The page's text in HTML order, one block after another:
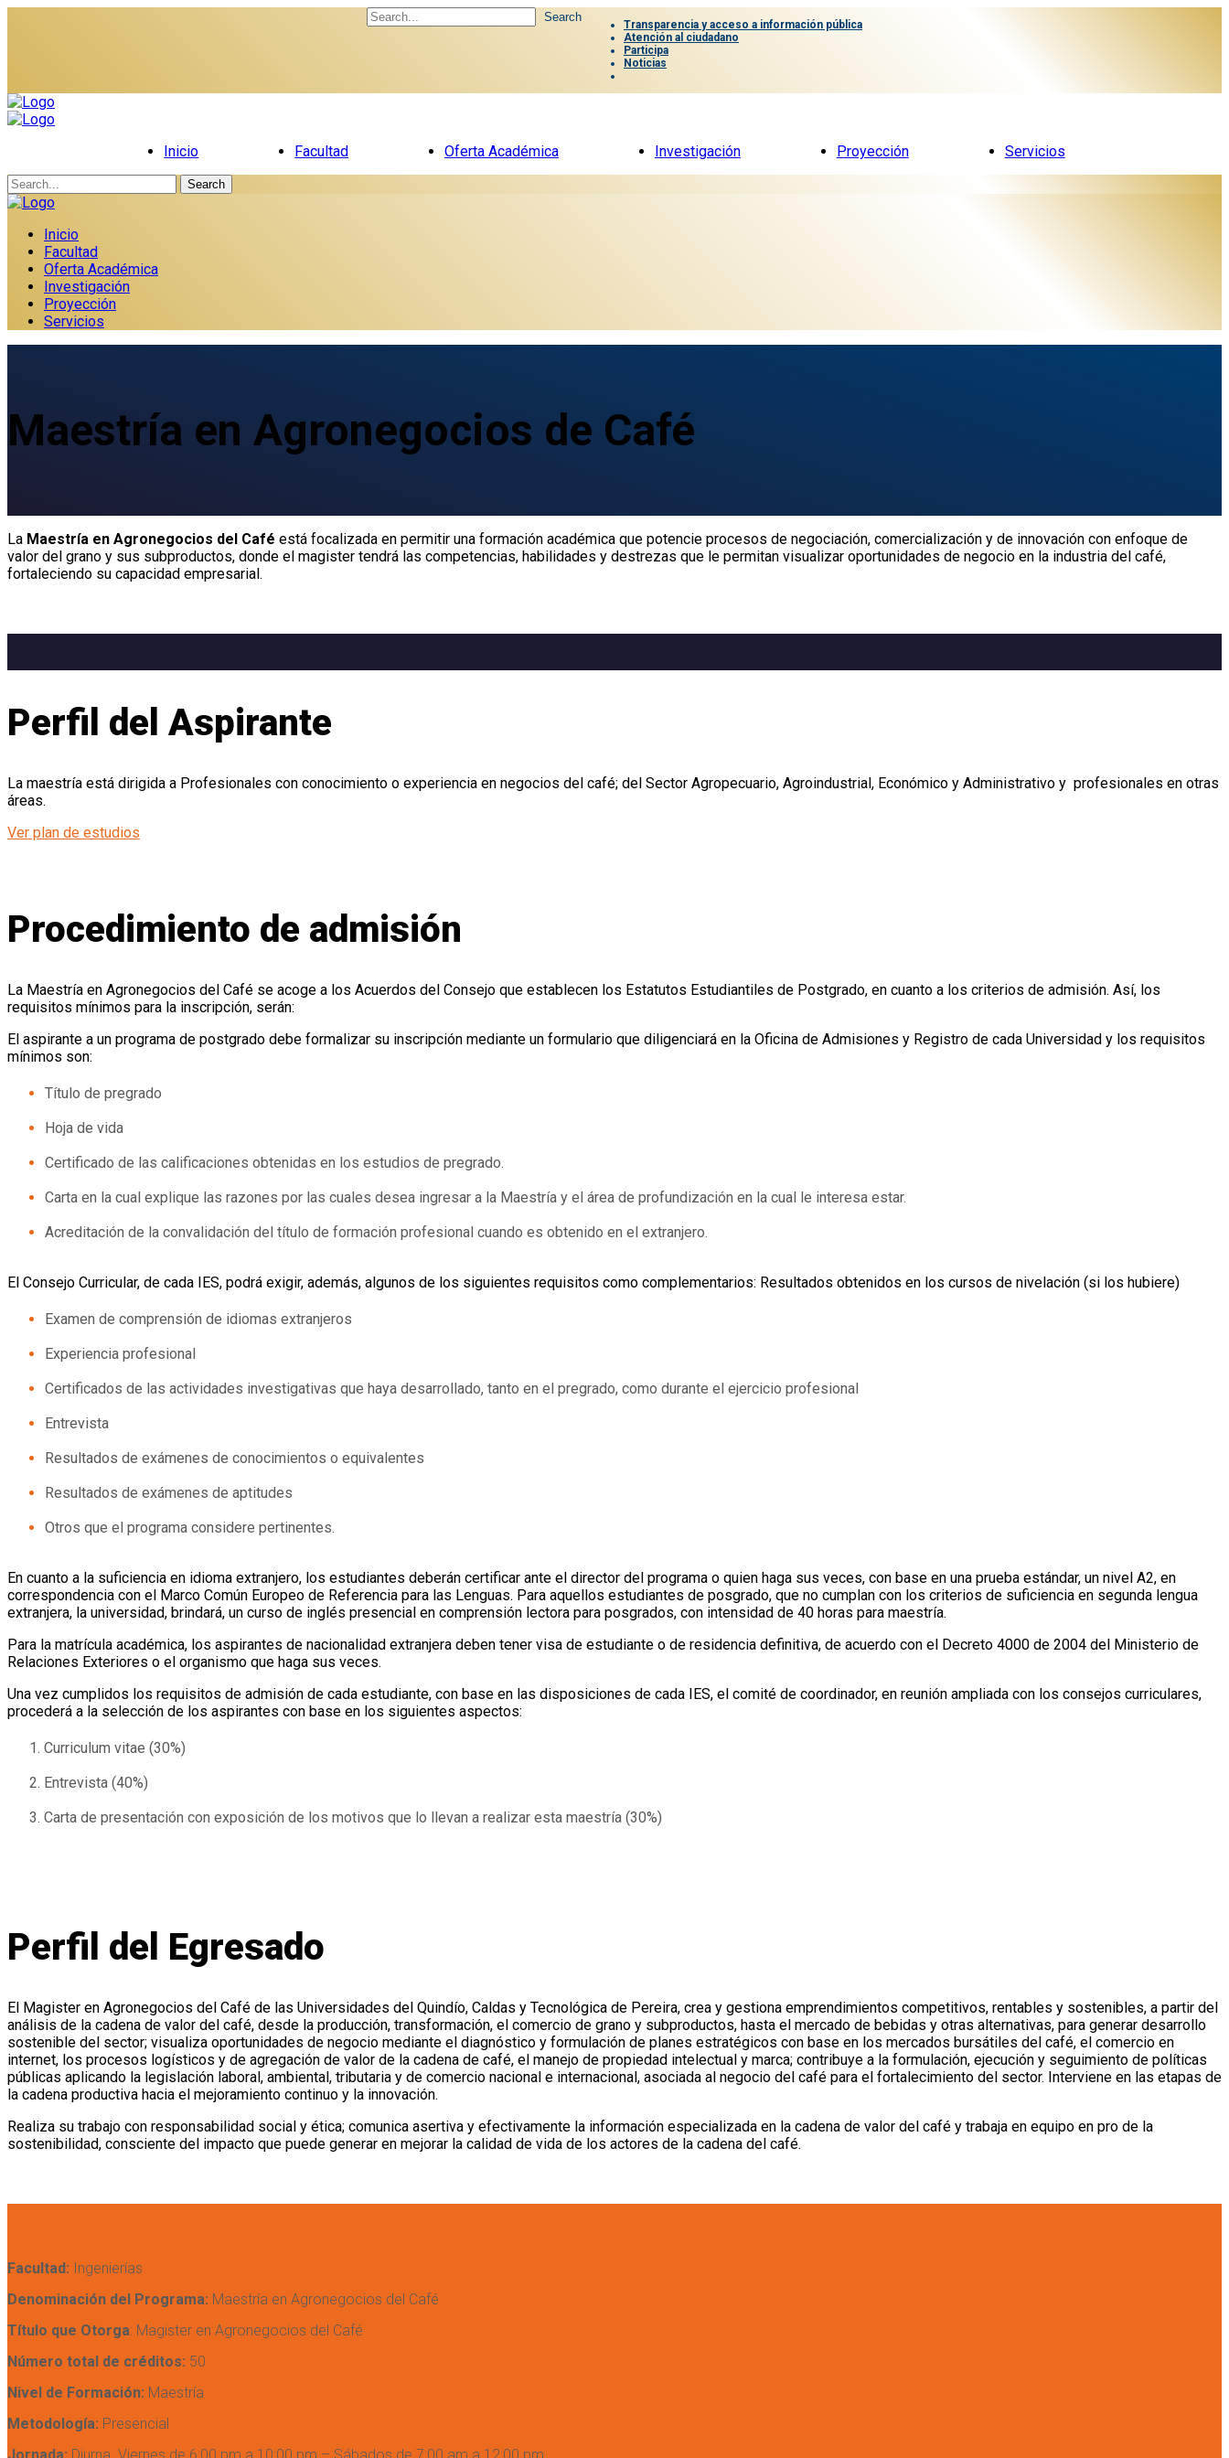
Search
Transparencia y acceso a información pública
Atención al ciudadano
Participa
Noticias
Inicio Facultad Oferta Académica Investigación Proyección Servicios
Search
Inicio
Facultad
Oferta Académica
Investigación
Proyección
Servicios
Maestría en Agronegocios de Café
La Maestría en Agronegocios del Café está focalizada en permitir una formación académica que potencie procesos de negociación, comercialización y de innovación con enfoque de
valor del grano y sus subproductos, donde el magister tendrá las competencias, habilidades y destrezas que le permitan visualizar oportunidades de negocio en la industria del café,
fortaleciendo su capacidad empresarial.
Perfil del Aspirante
La maestría está dirigida a Profesionales con conocimiento o experiencia en negocios del café; del Sector Agropecuario, Agroindustrial, Económico y Administrativo y profesionales en otras
áreas.
Ver plan de estudios
Procedimiento de admisión
La Maestría en Agronegocios del Café se acoge a los Acuerdos del Consejo que establecen los Estatutos Estudiantiles de Postgrado, en cuanto a los criterios de admisión. Así, los
requisitos mínimos para la inscripción, serán:
El aspirante a un programa de postgrado debe formalizar su inscripción mediante un formulario que diligenciará en la Oficina de Admisiones y Registro de cada Universidad y los requisitos
mínimos son:
Título de pregrado
Hoja de vida
Certificado de las calificaciones obtenidas en los estudios de pregrado.
Carta en la cual explique las razones por las cuales desea ingresar a la Maestría y el área de profundización en la cual le interesa estar.
Acreditación de la convalidación del título de formación profesional cuando es obtenido en el extranjero.
El Consejo Curricular, de cada IES, podrá exigir, además, algunos de los siguientes requisitos como complementarios: Resultados obtenidos en los cursos de nivelación (si los hubiere)
Examen de comprensión de idiomas extranjeros
Experiencia profesional
Certificados de las actividades investigativas que haya desarrollado, tanto en el pregrado, como durante el ejercicio profesional
Entrevista
Resultados de exámenes de conocimientos o equivalentes
Resultados de exámenes de aptitudes
Otros que el programa considere pertinentes.
En cuanto a la suficiencia en idioma extranjero, los estudiantes deberán certificar ante el director del programa o quien haga sus veces, con base en una prueba estándar, un nivel A2, en
correspondencia con el Marco Común Europeo de Referencia para las Lenguas. Para aquellos estudiantes de posgrado, que no cumplan con los criterios de suficiencia en segunda lengua
extranjera, la universidad, brindará, un curso de inglés presencial en comprensión lectora para posgrados, con intensidad de 40 horas para maestría.
Para la matrícula académica, los aspirantes de nacionalidad extranjera deben tener visa de estudiante o de residencia definitiva, de acuerdo con el Decreto 4000 de 2004 del Ministerio de
Relaciones Exteriores o el organismo que haga sus veces.
Una vez cumplidos los requisitos de admisión de cada estudiante, con base en las disposiciones de cada IES, el comité de coordinador, en reunión ampliada con los consejos curriculares,
procederá a la selección de los aspirantes con base en los siguientes aspectos:
Curriculum vitae (30%)
Entrevista (40%)
Carta de presentación con exposición de los motivos que lo llevan a realizar esta maestría (30%)
Perfil del Egresado
El Magister en Agronegocios del Café de las Universidades del Quindío, Caldas y Tecnológica de Pereira, crea y gestiona emprendimientos competitivos, rentables y sostenibles, a partir del
análisis de la cadena de valor del café, desde la producción, transformación, el comercio de grano y subproductos, hasta el mercado de bebidas y otras alternativas, para generar desarrollo
sostenible del sector; visualiza oportunidades de negocio mediante el diagnóstico y formulación de planes estratégicos con base en los mercados bursátiles del café, el comercio en
internet, los procesos logísticos y de agregación de valor de la cadena de café, el manejo de propiedad intelectual y marca; contribuye a la formulación, ejecución y seguimiento de políticas
públicas aplicando la legislación laboral, ambiental, tributaria y de comercio nacional e internacional, asociada al negocio del café para el fortalecimiento del sector. Interviene en las etapas de
la cadena productiva hacia el mejoramiento continuo y la innovación.
Realiza su trabajo con responsabilidad social y ética; comunica asertiva y efectivamente la información especializada en la cadena de valor del café y trabaja en equipo en pro de la
sostenibilidad, consciente del impacto que puede generar en mejorar la calidad de vida de los actores de la cadena del café.
Facultad: Ingenierías
Denominación del Programa: Maestría en Agronegocios del Café
Título que Otorga: Magister en Agronegocios del Café
Número total de créditos: 50
Nivel de Formación: Maestría
Metodología: Presencial